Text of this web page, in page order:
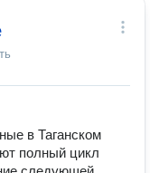
в Таганском
полный цикл